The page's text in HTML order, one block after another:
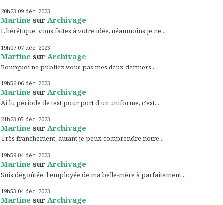
20h23 09 déc. 2023
Martine sur Archivage
L'hérétique, vous faites à votre idée, néanmoins je ne...
19h07 07 déc. 2023
Martine sur Archivage
Pourquoi ne publiez vous pas mes deux derniers...
19h56 06 déc. 2023
Martine sur Archivage
Ai lu période de test pour port d'un uniforme, c'est...
21h23 05 déc. 2023
Martine sur Archivage
Très franchement, autant je peux comprendre notre...
19h59 04 déc. 2023
Martine sur Archivage
Suis dégoûtée, l'employée de ma belle-mère à parfaitement...
19h53 04 déc. 2023
Martine sur Archivage